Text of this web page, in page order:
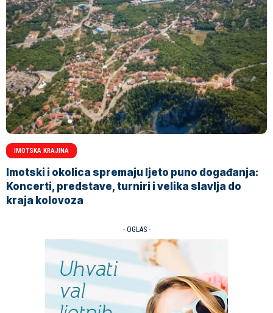
IMOTSKA KRAJINA
Imotski i okolica spremaju ljeto puno događanja:
Koncerti, predstave, turniri i velika slavlja do
kraja kolovoza
- OGLAS -